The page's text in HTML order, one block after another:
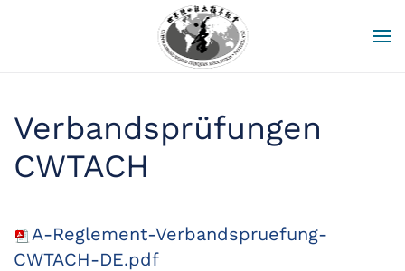
Zum Hauptinhalt springen
Verbandsprüfungen
CWTACH
A-Reglement-Verbandspruefung-
CWTACH-DE.pdf